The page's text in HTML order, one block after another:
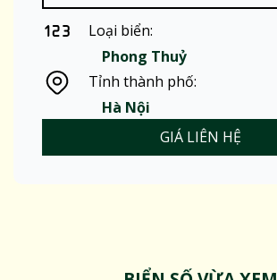
Loại biển:
Phong Thuỷ
Tỉnh thành phố:
Hà Nội
GIÁ LIÊN HỆ